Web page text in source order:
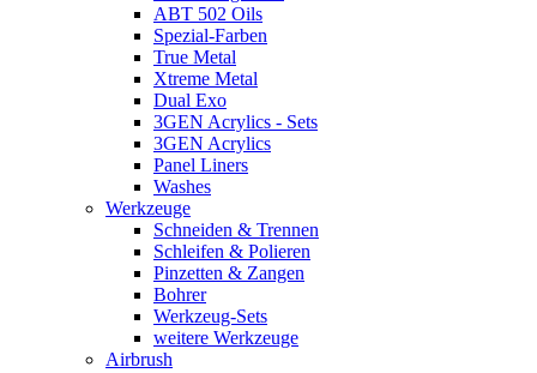
ABT 502 Oils
Spezial-Farben
True Metal
Xtreme Metal
Dual Exo
3GEN Acrylics - Sets
3GEN Acrylics
Panel Liners
Washes
Werkzeuge
Schneiden & Trennen
Schleifen & Polieren
Pinzetten & Zangen
Bohrer
Werkzeug-Sets
weitere Werkzeuge
Airbrush